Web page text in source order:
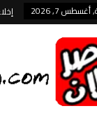
7, 2026